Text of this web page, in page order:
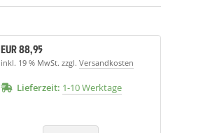
EUR 88,95
inkl. 19 % MwSt. zzgl. Versandkosten
Lieferzeit: 1-10 Werktage